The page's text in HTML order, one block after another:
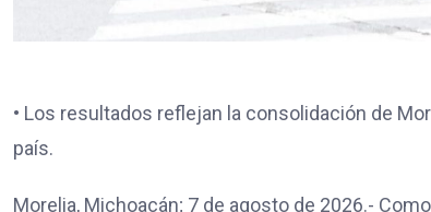
• Los resultados reflejan la consolidación de
país.
Morelia, Michoacán; 7 de agosto de 2026.-